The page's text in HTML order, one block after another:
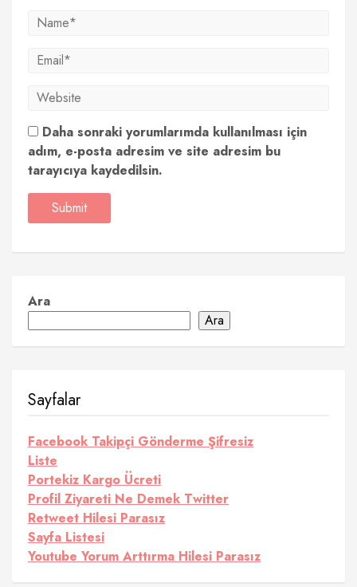
Daha sonraki yorumlarımda kullanılması için
adım, e-posta adresim ve site adresim bu
tarayıcıya kaydedilsin.
Ara
Ara
Sayfalar
Facebook Takipçi Gönderme Şifresiz
Liste
Portekiz Kargo Ücreti
Profil Ziyareti Ne Demek Twitter
Retweet Hilesi Parasız
Sayfa Listesi
Youtube Yorum Arttırma Hilesi Parasız